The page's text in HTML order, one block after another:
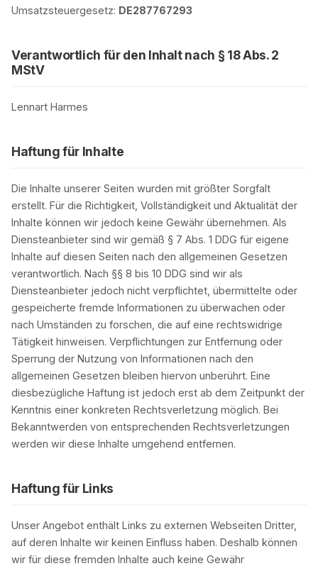
Umsatzsteuergesetz: DE287767293
Verantwortlich für den Inhalt nach § 18 Abs. 2
MStV
Lennart Harmes
Haftung für Inhalte
Die Inhalte unserer Seiten wurden mit größter Sorgfalt
erstellt. Für die Richtigkeit, Vollständigkeit und Aktualität der
Inhalte können wir jedoch keine Gewähr übernehmen. Als
Diensteanbieter sind wir gemäß § 7 Abs. 1 DDG für eigene
Inhalte auf diesen Seiten nach den allgemeinen Gesetzen
verantwortlich. Nach §§ 8 bis 10 DDG sind wir als
Diensteanbieter jedoch nicht verpflichtet, übermittelte oder
gespeicherte fremde Informationen zu überwachen oder
nach Umständen zu forschen, die auf eine rechtswidrige
Tätigkeit hinweisen. Verpflichtungen zur Entfernung oder
Sperrung der Nutzung von Informationen nach den
allgemeinen Gesetzen bleiben hiervon unberührt. Eine
diesbezügliche Haftung ist jedoch erst ab dem Zeitpunkt der
Kenntnis einer konkreten Rechtsverletzung möglich. Bei
Bekanntwerden von entsprechenden Rechtsverletzungen
werden wir diese Inhalte umgehend entfernen.
Haftung für Links
Unser Angebot enthält Links zu externen Webseiten Dritter,
auf deren Inhalte wir keinen Einfluss haben. Deshalb können
wir für diese fremden Inhalte auch keine Gewähr